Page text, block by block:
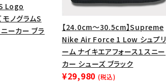
Logo
ノグラムS
ーカー ブラ
【24.0cm～30.5cm】Supreme
Nike Air Force 1 Low シュプリ
ーム ナイキエアフォース１スニー
カー シューズ ブラック
¥29,980 (税込)